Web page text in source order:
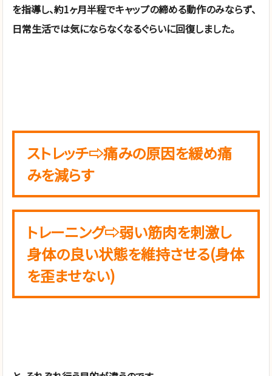
を指導し、約1ヶ月半程でキャップの締める動作のみならず、
日常生活では気にならなくなるぐらいに回復しました。
ストレッチ⇨痛みの原因を緩め痛
みを減らす
トレーニング⇨弱い筋肉を刺激し
身体の良い状態を維持させる(身体
を歪ませない)